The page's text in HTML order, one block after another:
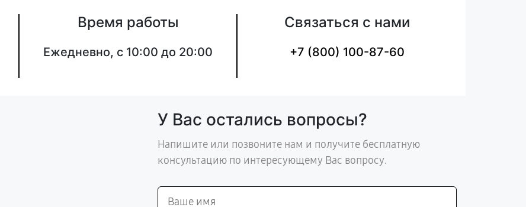
Время работы
Ежедневно, с 10:00 до 20:00
Связаться с нами
+7 (800) 100-87-60
У Вас остались вопросы?
Напишите или позвоните нам и получите бесплатную
консультацию по интересующему Вас вопросу.